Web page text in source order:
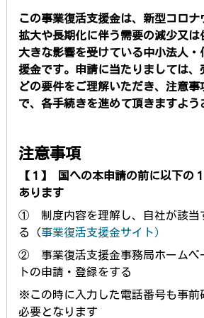
この事業復活支援金は、新型コロ
拡大や長期化に伴う需要の減少又は
大きな影響を受けている中小法人・
援金です。
申請に当たりましては
どの要件をご理解いただき、注意事
で、各手続きを進めて頂きますよう
注意事項
【１】
国への本申請の前に以下の
あります
① 制度内容を理解し、自社が該当
る（事業復活支援金サイト）
② 事業復活支援金事務局ホームペ
トの申請・登録をする
※この時に入力した電話番号も事前
必要となります